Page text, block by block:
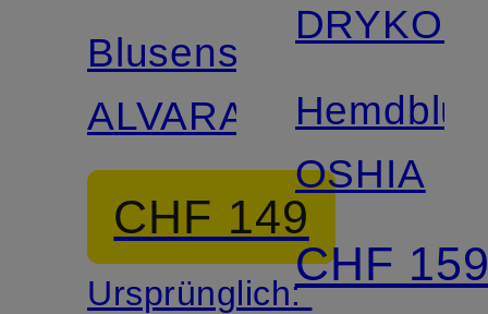
Blusenshirt
ALVARA
CHF 149
Ursprünglich:
OSHIA
CHF